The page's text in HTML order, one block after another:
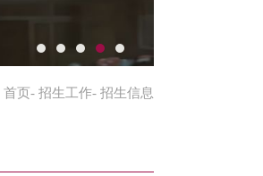
首页- 招生工作- 招生信息